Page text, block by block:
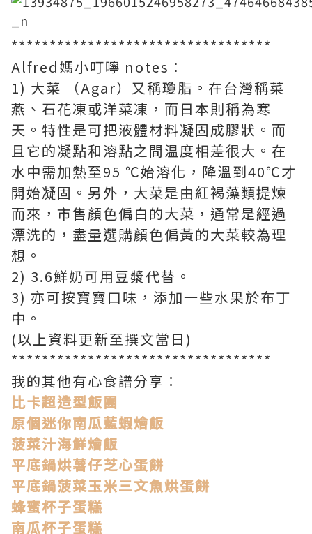
**********************************
Alfred媽小叮嚀 notes：
1) 大菜 （Agar）又稱瓊脂。在台灣稱菜
燕、石花凍或洋菜凍，而日本則稱為寒
天。特性是可把液體材料凝固成膠狀。而
且它的凝點和溶點之間温度相差很大。在
水中需加熱至95 ℃始溶化，降溫到40℃才
開始凝固。另外，大菜是由紅褐藻類提煉
而來，市售顏色偏白的大菜，通常是經過
漂洗的，盡量選購顏色偏黃的大菜較為理
想。
2) 3.6鮮奶可用豆漿代替。
3) 亦可按寶寶口味，添加一些水果於布丁
中。
(以上資料更新至撰文當日)
**********************************
我的其他有心食譜分享：
比卡超造型飯團
原個迷你南瓜藍蝦燴飯
菠菜汁海鮮燴飯
平底鍋烘薯仔芝心蛋餅
平底鍋菠菜玉米三文魚烘蛋餅
蜂蜜杯子蛋糕
南瓜杯子蛋糕